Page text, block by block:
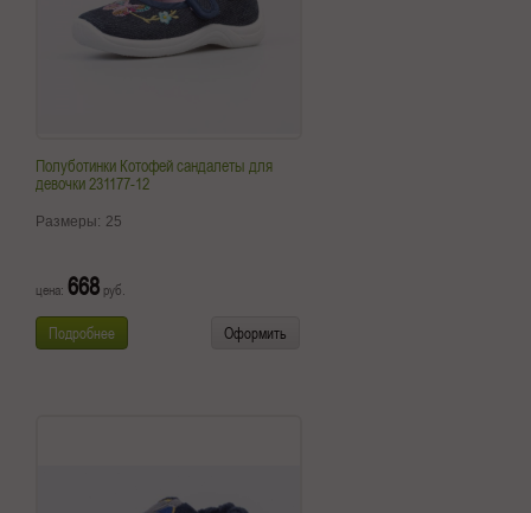
Полуботинки Котофей сандалеты для
девочки 231177-12
Размеры: 25
цена: 668 руб.
Подробнее Оформить